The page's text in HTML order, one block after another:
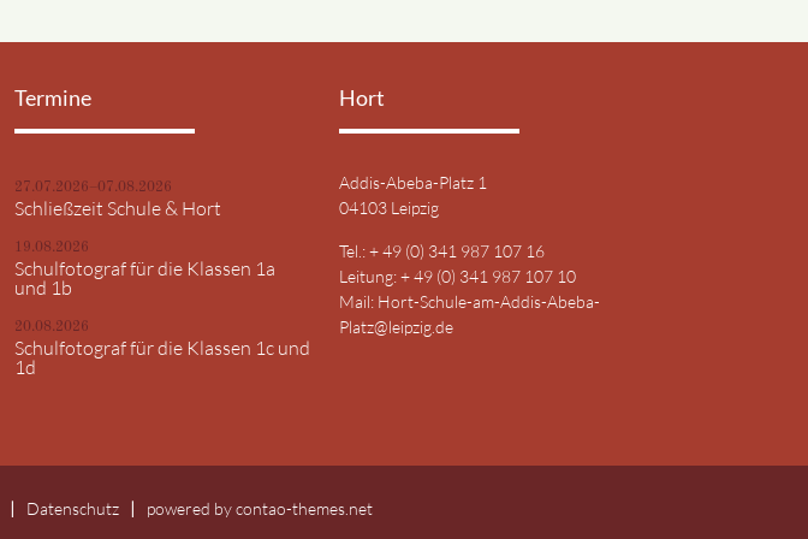
Termine
27.07.2026–07.08.2026
Schließzeit Schule & Hort
19.08.2026
Schulfotograf für die Klassen 1a
und 1b
20.08.2026
Schulfotograf für die Klassen 1c und
1d
Hort
Addis-Abeba-Platz 1
04103 Leipzig
Tel.: + 49 (0) 341 987 107 16
Leitung: + 49 (0) 341 987 107 10
Mail: Hort-Schule-am-Addis-Abeba-
Platz@leipzig.de
Datenschutz powered bycontao-themes.net